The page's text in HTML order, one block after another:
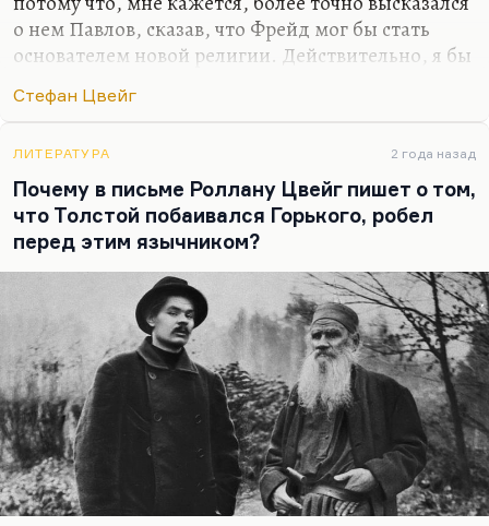
о нем Павлов, сказав, что Фрейд мог бы стать
основателем новой религии. Действительно, я бы
иллюзии и ничего не дает взамен. Он основал, в
психоанализа, которая собрала большое
количество адептов в мире, в том числе и в
Советском Союзе в 20-е годы, об этом у
Александра Эткинда подробно. Так что у Фрейда
была, пожалуй, своя религия, он же
действительно классический модернист, он верит
в абсолютную силу, в непоколебимость
рефлексирующего, анализирующего рацио,
верит…
Стефан Цвейг
ЛИТЕРАТУРА 2 года назад
Почему в письме Роллану Цвейг пишет о том,
что Толстой побаивался Горького, робел
перед этим язычником?